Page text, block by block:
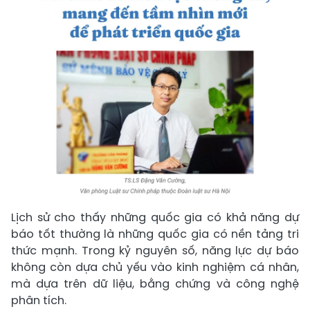
Lịch sử cho thấy những quốc gia có khả năng dự
báo tốt thường là những quốc gia có nền tảng tri
thức mạnh. Trong kỷ nguyên số, năng lực dự báo
không còn dựa chủ yếu vào kinh nghiệm cá nhân,
mà dựa trên dữ liệu, bằng chứng và công nghệ
phân tích.